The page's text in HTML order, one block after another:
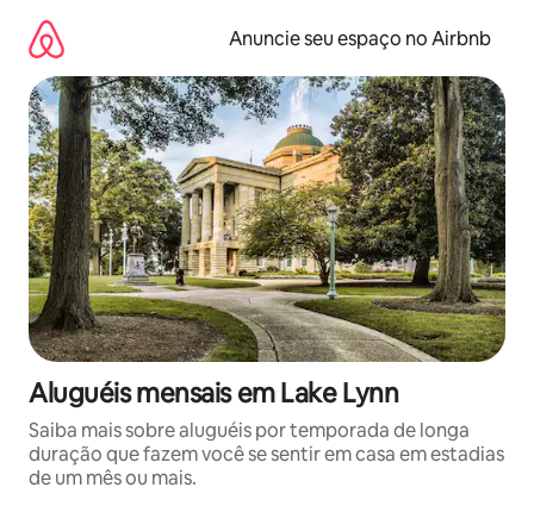
para
conteúdo
Anuncie seu espaço no Airbnb
Aluguéis mensais em Lake Lynn
Saiba mais sobre aluguéis por temporada de longa
duração que fazem você se sentir em casa em estadias
de um mês ou mais.